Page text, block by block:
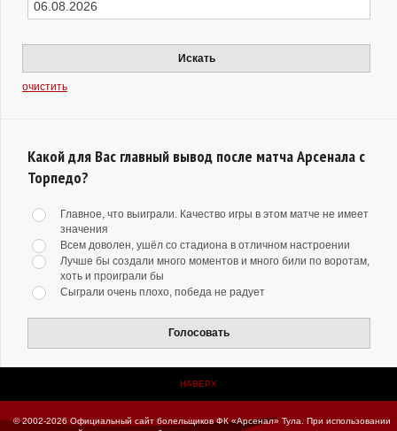
Искать
очистить
Какой для Вас главный вывод после матча Арсенала с
Торпедо?
Главное, что выиграли. Качество игры в этом матче не имеет
значения
Всем доволен, ушёл со стадиона в отличном настроении
Лучше бы создали много моментов и много били по воротам,
хоть и проиграли бы
Сыграли очень плохо, победа не радует
Голосовать
НАВЕРХ
© 2002-2026 Официальный сайт болельщиков ФК «Арсенал» Тула.
При использовании